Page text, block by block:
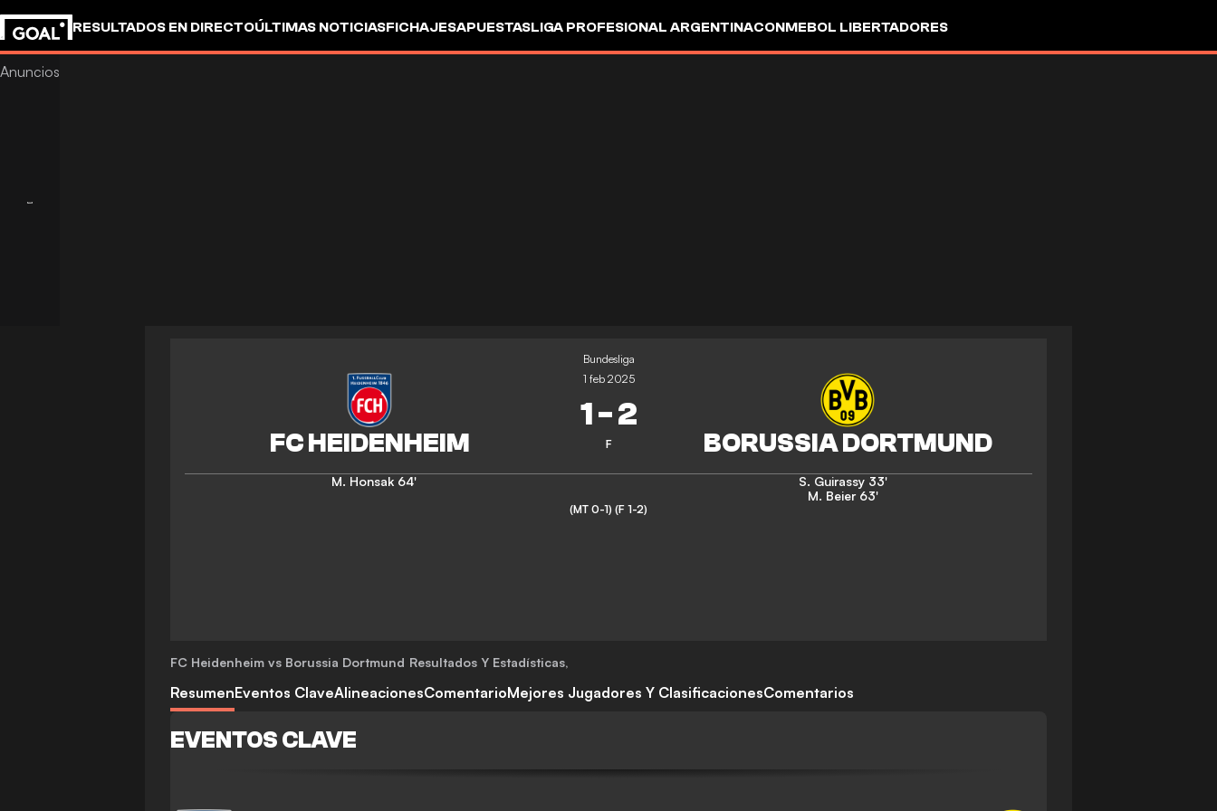
RESULTADOS EN DIRECTOÚLTIMAS NOTICIASFICHAJESAPUESTASLIGA PROFESIONAL ARGENTINACONMEBOL LIBERTADORES
Bundesliga
1 feb 2025
1-2
F
M. Honsak 64' S. Guirassy 33'
M. Beier 63'
(MT 0-1) (F 1-2)
FC Heidenheim vs Borussia Dortmund Resultados Y Estadísticas,
ResumenEventos ClaveAlineacionesComentarioMejores Jugadores Y ClasificacionesComentarios
EVENTOS CLAVE